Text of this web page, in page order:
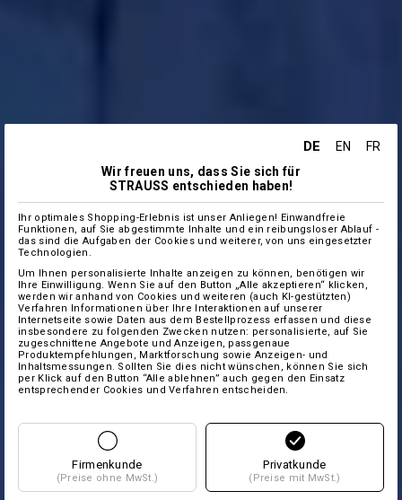
DE EN
FR
Wir freuen uns, dass Sie sich für
STRAUSS entschieden haben!
Ihr optimales Shopping-Erlebnis ist unser Anliegen! Einwandfreie
Funktionen, auf Sie abgestimmte Inhalte und ein reibungsloser Ablauf -
das sind die Aufgaben der Cookies und weiterer, von uns eingesetzter
Technologien.
Um Ihnen personalisierte Inhalte anzeigen zu können, benötigen wir
Ihre Einwilligung. Wenn Sie auf den Button „Alle akzeptieren“ klicken,
werden wir anhand von Cookies und weiteren (auch KI-gestützten)
Verfahren Informationen über Ihre Interaktionen auf unserer
Internetseite sowie Daten aus dem Bestellprozess erfassen und diese
insbesondere zu folgenden Zwecken nutzen: personalisierte, auf Sie
zugeschnittene Angebote und Anzeigen, passgenaue
Produktempfehlungen, Marktforschung sowie Anzeigen- und
Inhaltsmessungen. Sollten Sie dies nicht wünschen, können Sie sich
per Klick auf den Button “Alle ablehnen” auch gegen den Einsatz
entsprechender Cookies und Verfahren entscheiden.
Firmenkunde
(Preise ohne MwSt.)
Privatkunde
(Preise mit MwSt.)